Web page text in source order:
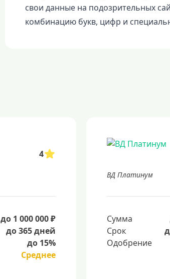
свои данные на подозрительных
комбинацию букв, цифр и
4
до 1 000 000 ₽
до 365 дней
до 15%
Среднее
ВД Платинум
Сумма
Срок
Одобрение